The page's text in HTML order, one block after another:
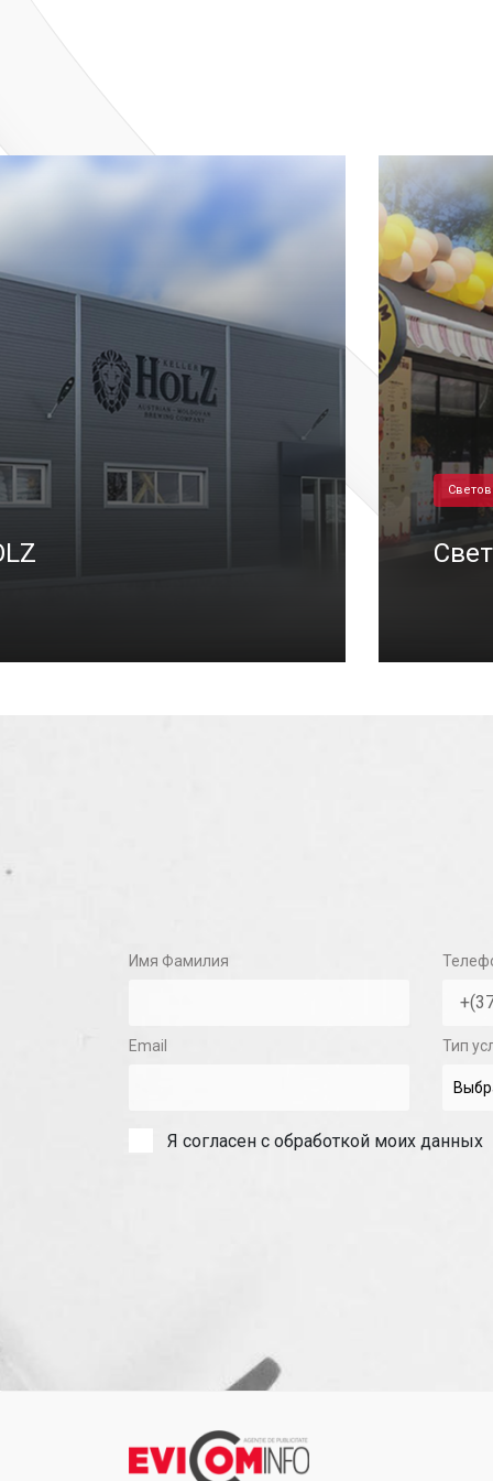
Имя Фамилия
Email Тип
Я согласен с обработкой моих данных